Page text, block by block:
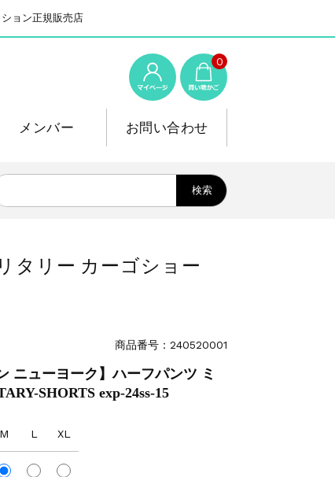
ョン正規販売店
0
メンバー お問い合わせ
タリー カーゴショー
商品番号：240520001
ニューヨーク】ハーフパンツ ミ
SHORTS exp-24ss-15
M L XL